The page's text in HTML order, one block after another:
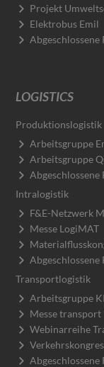
Projekt
Elektrobus Emil
Abgeschlossene
LOGISTICS
Produktionslogistik
Arbeitsgruppe
Arbeitsgruppe
Abgeschlossene
Intralogistik
F&E-Netzwerk
Messe LogiMAT
Abgeschlossene
Transportlogistik
Arbeitsgruppe
Messe transport
Webinarreihe
Abgeschlossene